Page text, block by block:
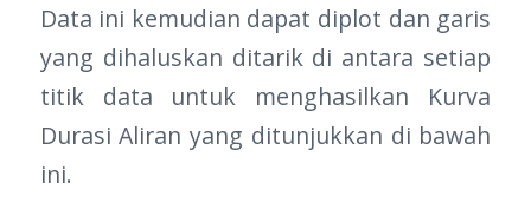
Data ini kemudian dapat diplot dan garis
yang dihaluskan ditarik di antara setiap
titik data untuk menghasilkan Kurva
Durasi Aliran yang ditunjukkan di bawah
ini.